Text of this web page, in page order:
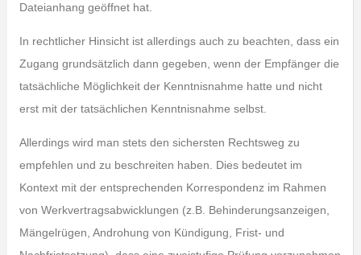
Dateianhang geöffnet hat.
In rechtlicher Hinsicht ist allerdings auch zu beachten, dass ein
Zugang grundsätzlich dann gegeben, wenn der Empfänger die
tatsächliche Möglichkeit der Kenntnisnahme hatte und nicht
erst mit der tatsächlichen Kenntnisnahme selbst.
Allerdings wird man stets den sichersten Rechtsweg zu
empfehlen und zu beschreiten haben. Dies bedeutet im
Kontext mit der entsprechenden Korrespondenz im Rahmen
von Werkvertragsabwicklungen (z.B. Behinderungsanzeigen,
Mängelrügen, Androhung von Kündigung, Frist- und